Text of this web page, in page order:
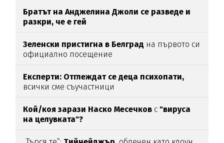
Братът на Анджелина Джоли се разведе и
разкри, че е гей
Зеленски пристигна в Белград на първото си
официално посещение
Експерти: Отглеждат се деца психопати,
всички сме съучастници
Кой/коя зарази Наско Месечков с "вируса
на целувката"?